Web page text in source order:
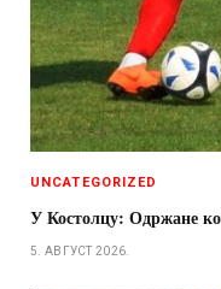
UNCATEGORIZED
У Костолцу: Одржане
5. АВГУСТ 2026.